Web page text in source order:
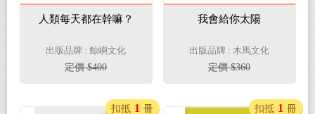
人類每天都在幹嘛？
出版品牌 : 鯨嶼文化
定價 $400
我會給你太陽
出版品牌 : 木馬文化
定價 $360
扣抵 1 冊 扣抵 1 冊